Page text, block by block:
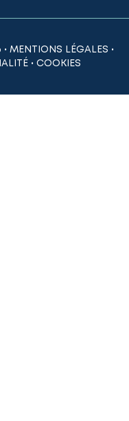
• MENTIONS LÉGALES •
• COOKIES